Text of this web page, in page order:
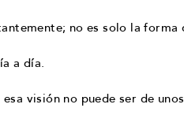
no es solo la
a día.
visión no puede ser de